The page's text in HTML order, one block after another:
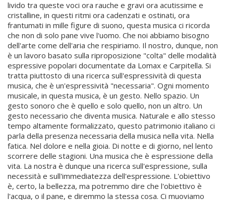
livido tra queste voci ora rauche e gravi ora acutissime e
cristalline, in questi ritmi ora cadenzati e ostinati, ora
frantumati in mille figure di suono, questa musica ci ricorda
che non di solo pane vive l'uomo. Che noi abbiamo bisogno
dell'arte come dell'aria che respiriamo. Il nostro, dunque, non
è un lavoro basato sulla riproposizione "colta" delle modalità
espressive popolari documentate da Lomax e Carpitella. Si
tratta piuttosto di una ricerca sull'espressività di questa
musica, che è un'espressività "necessaria". Ogni momento
musicale, in questa musica, è un gesto. Nello spazio. Un
gesto sonoro che è quello e solo quello, non un altro. Un
gesto necessario che diventa musica. Naturale e allo stesso
tempo altamente formalizzato, questo patrimonio italiano ci
parla della presenza necessaria della musica nella vita. Nella
fatica. Nel dolore e nella gioia. Di notte e di giorno, nel lento
scorrere delle stagioni. Una musica che è espressione della
vita. La nostra è dunque una ricerca sull'espressione, sulla
necessità e sull'immediatezza dell'espressione. L'obiettivo
è, certo, la bellezza, ma potremmo dire che l'obiettivo è
l'acqua, o il pane, e diremmo la stessa cosa. Ci muoviamo